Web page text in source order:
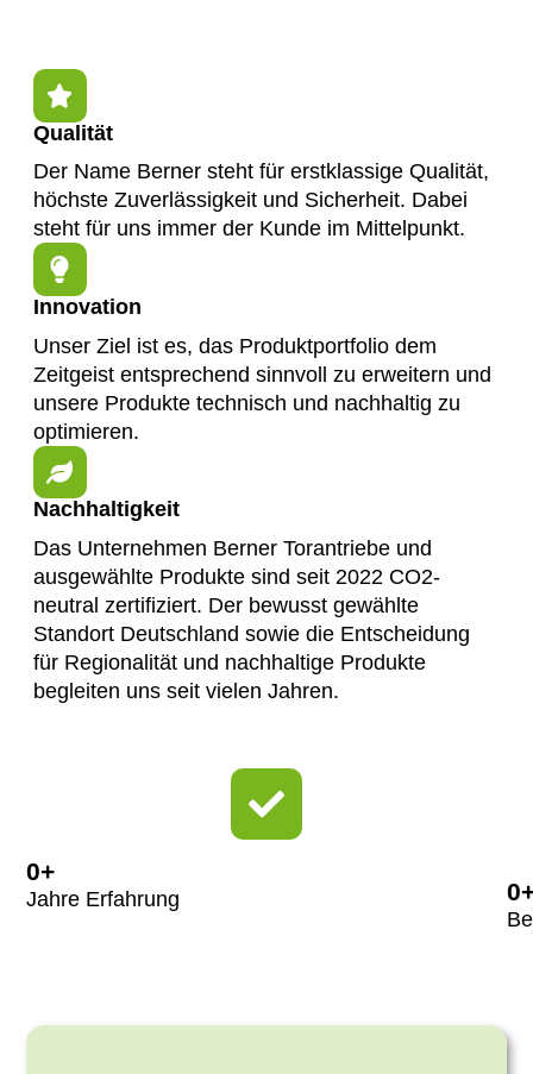
Qualität
Der Name Berner steht für erstklassige Qualität,
höchste Zuverlässigkeit und Sicherheit. Dabei
steht für uns immer der Kunde im Mittelpunkt.
Innovation
Unser Ziel ist es, das Produktportfolio dem
Zeitgeist entsprechend sinnvoll zu erweitern und
unsere Produkte technisch und nachhaltig zu
optimieren.
Nachhaltigkeit
Das Unternehmen Berner Torantriebe und
ausgewählte Produkte sind seit 2022 CO2-
neutral zertifiziert. Der bewusst gewählte
Standort Deutschland sowie die Entscheidung
für Regionalität und nachhaltige Produkte
begleiten uns seit vielen Jahren.
Jahre Erfahrung
0+
0